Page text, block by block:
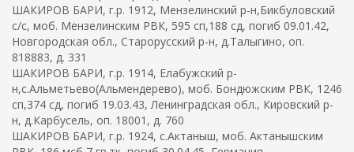
ШАКИРОВ БАРИ, г.р. 1912, Мензелинский р-н,Бикбуловский
с/с, моб. Мензелинским РВК, 595 сп,188 сд, погиб 09.01.42,
Новгородская обл., Старорусский р-н, д.Талыгино, оп.
818883, д. 331
ШАКИРОВ БАРИ, г.р. 1914, Елабужский р-
н,с.Альметьево(Альмендерево), моб. Бондюжским РВК, 1246
сп,374 сд, погиб 19.03.43, Ленинградская обл., Кировский р-
н, д.Карбусель, оп. 18001, д. 760
ШАКИРОВ БАРИ, г.р. 1924, с.Актаныш, моб. Актанышским